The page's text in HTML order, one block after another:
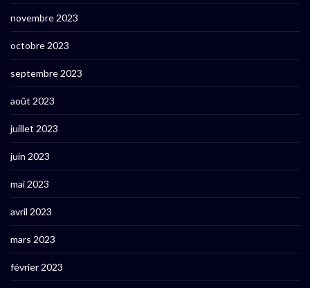
novembre 2023
octobre 2023
septembre 2023
août 2023
juillet 2023
juin 2023
mai 2023
avril 2023
mars 2023
février 2023